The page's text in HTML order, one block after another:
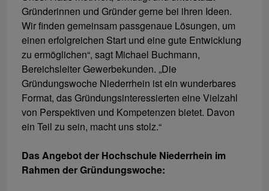
Gründerinnen und Gründer gerne bei ihren Ideen.
Wir finden gemeinsam passgenaue Lösungen, um
einen erfolgreichen Start und eine gute Entwicklung
zu ermöglichen“, sagt Michael Buchmann,
Bereichsleiter Gewerbekunden. „Die
Gründungswoche Niederrhein ist ein wunderbares
Format, das Gründungsinteressierten eine Vielzahl
von Perspektiven und Kompetenzen bietet. Davon
ein Teil zu sein, macht uns stolz.“
Das Angebot der Hochschule Niederrhein im
Rahmen der Gründungswoche: